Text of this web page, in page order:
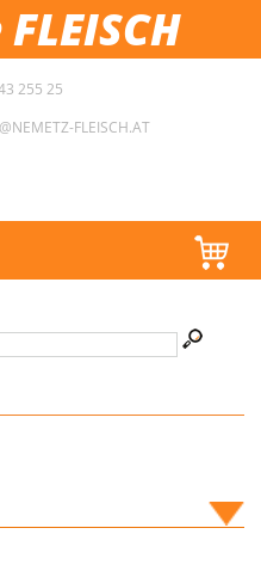
255 25
FLEISCH.AT